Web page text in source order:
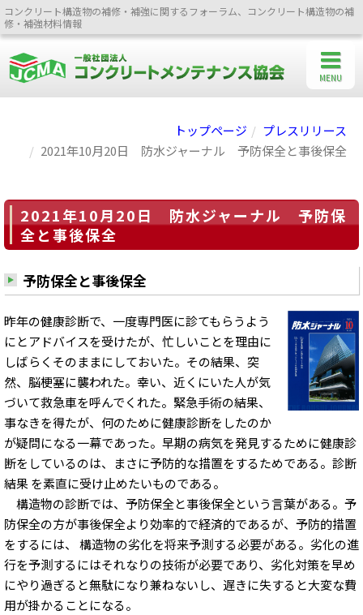
コンクリート構造物の補修・補強に関するフォーラム、コンクリート構造物の補
修・補強材料情報
トップページ
プレスリリース
2021年10月20日 防水ジャーナル 予防保全と事後保全
2021年10月20日 防水ジャーナル 予防保
全と事後保全
予防保全と事後保全
昨年の健康診断で、一度専門医に診てもらうよう
にとアドバイスを受けたが、忙しいことを理由に
しばらくそのままにしておいた。その結果、突
然、脳梗塞に襲われた。幸い、近くにいた人が気
づいて救急車を呼んでくれた。緊急手術の結果、
事なきを得たが、何のために健康診断をしたのか
が疑問になる一幕であった。早期の病気を発見するために健康診
断をしているのは、まさに予防的な措置をするためである。診断
結果 を素直に受け止めたいものである。
構造物の診断では、予防保全と事後保全という言葉がある。予
防保全の方が事後保全より効率的で経済的であるが、予防的措置
をするには、 構造物の劣化を将来予測する必要がある。劣化の進
行を予測するにはそれなりの技術が必要であり、劣化対策を早め
にやり過ぎると無駄になり兼ねないし、遅きに失すると大変な費
用が掛かることになる。
MENU